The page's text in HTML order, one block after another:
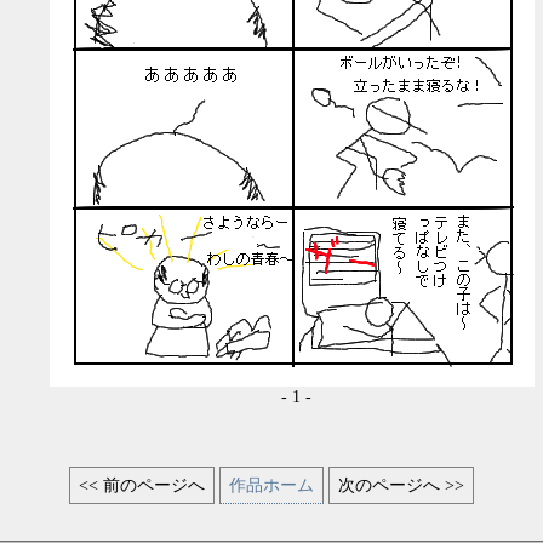
- 1 -
<< 前のページへ 作品ホーム 次のページへ >>